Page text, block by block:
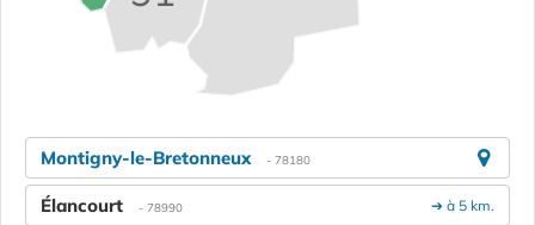
Montigny-le-Bretonneux - 78180
➔ à 5 km.
Élancourt - 78990